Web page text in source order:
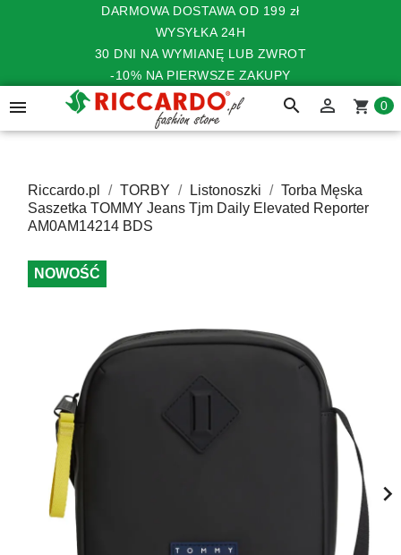
DARMOWA DOSTAWA OD 199 zł
WYSYŁKA 24H
30 DNI NA WYMIANĘ LUB ZWROT
-10% NA PIERWSZE ZAKUPY
 search  shopping_cart 0
Riccardo.pl TORBY Listonoszki
Torba Męska
Saszetka TOMMY Jeans Tjm Daily Elevated Reporter
AM0AM14214 BDS
NOWOŚĆ
